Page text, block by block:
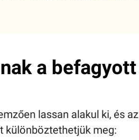
a befagyott
lassan alakul ki, és az
különböztethetjük meg: